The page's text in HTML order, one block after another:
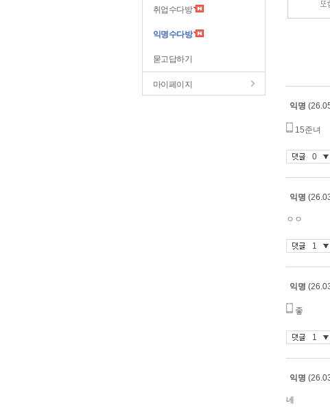
취업수다방
익명수다방
묻고답하기
마이페이지